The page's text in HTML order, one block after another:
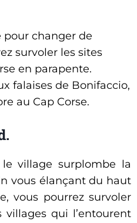
pour changer de
survoler les sites
en parapente.
falaises de Bonifaccio,
au Cap Corse.
le village surplombe la
vous élançant du haut
vous pourrez survoler
qui l’entourent